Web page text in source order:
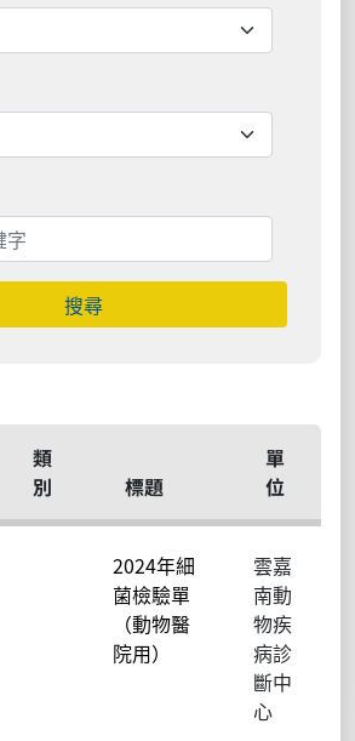
類
別
標題
單
位
2024年細
菌檢驗單
（動物醫
院用）
雲嘉
南動
物疾
病診
斷中
心